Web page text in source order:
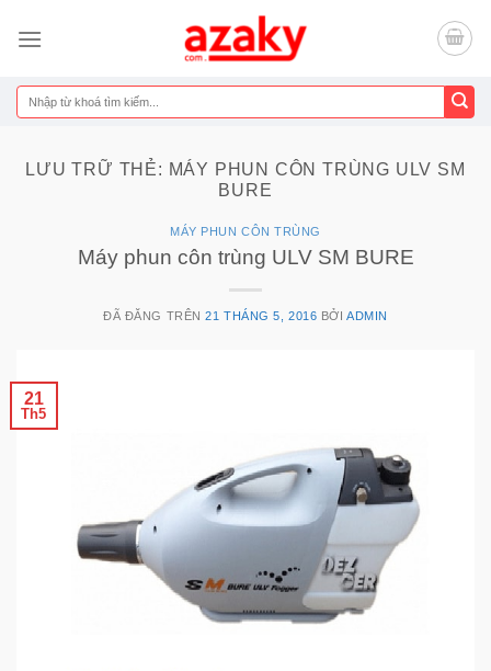
đến
dung
Tìm
kiếm:
LƯU TRỮ THẺ: MÁY PHUN CÔN TRÙNG ULV SM
BURE
MÁY PHUN CÔN TRÙNG
Máy phun côn trùng ULV SM BURE
ĐÃ ĐĂNG TRÊN21 THÁNG 5, 2016 BỞIADMIN
21
Th5